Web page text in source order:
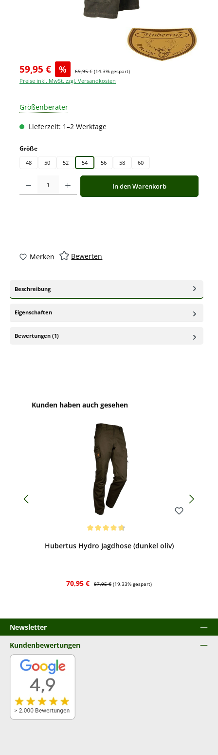
59,95 € % 69,95 € (14.3% gespart)
Preise inkl. MwSt. zzgl. Versandkosten
Größenberater
Lieferzeit: 1–2 Werktage
Größeauswählen
48 50 52 54 56 58 60
Produkt Anzahl: Gib den gewünschten Wert ein oder benutze die
In den Warenkorb
Merken Bewerten
Beschreibung
Eigenschaften
Bewertungen (1)
Produktgalerie überspringen
Kunden haben auch gesehen
Hubertus Hydro Jagdhose (dunkel oliv)
Verkaufspreis:
70,95 € Regulärer Preis:
87,95 € (19.33% gespart)
Newsletter
Kundenbewertungen